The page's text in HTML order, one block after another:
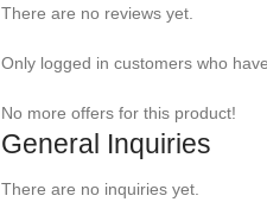
There are no reviews yet.
Only logged in customers who
No more offers for this product!
General Inquiries
There are no inquiries yet.